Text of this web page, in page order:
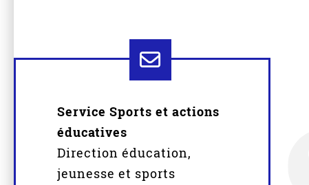
Service Sports et actions
éducatives
Direction éducation,
jeunesse et sports